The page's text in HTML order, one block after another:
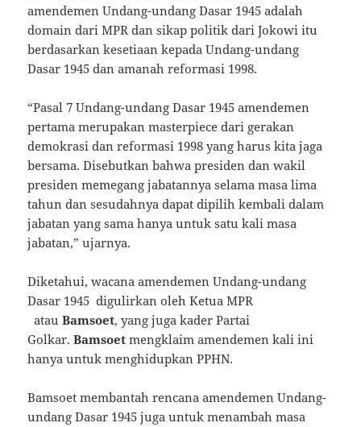
amendemen Undang-undang Dasar 1945 adalah
domain dari MPR dan sikap politik dari Jokowi itu
berdasarkan kesetiaan kepada Undang-undang
Dasar 1945 dan amanah reformasi 1998.
“Pasal 7 Undang-undang Dasar 1945 amendemen
pertama merupakan masterpiece dari gerakan
demokrasi dan reformasi 1998 yang harus kita jaga
bersama. Disebutkan bahwa presiden dan wakil
presiden memegang jabatannya selama masa lima
tahun dan sesudahnya dapat dipilih kembali dalam
jabatan yang sama hanya untuk satu kali masa
jabatan,” ujarnya.
Diketahui, wacana amendemen Undang-undang
Dasar 1945 digulirkan oleh Ketua MPR
atauBamsoet, yang juga kader Partai
Golkar.Bamsoet mengklaim amendemen kali ini
hanya untuk menghidupkan PPHN.
Bamsoet membantah rencana amendemen Undang-
undang Dasar 1945 juga untuk menambah masa